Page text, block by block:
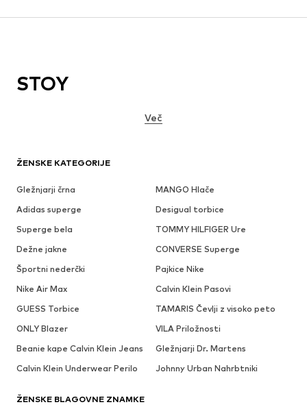
ŽENSKE KATEGORIJE
Gležnjarji črna
MANGO Hlače
Adidas superge
Desigual torbice
Superge bela
TOMMY HILFIGER Ure
Dežne jakne
CONVERSE Superge
Športni nederčki
Pajkice Nike
Nike Air Max
Calvin Klein Pasovi
GUESS Torbice
TAMARIS Čevlji z visoko peto
ONLY Blazer
VILA Priložnosti
Beanie kape Calvin Klein Jeans
Gležnjarji Dr. Martens
Calvin Klein Underwear Perilo
Johnny Urban Nahrbtniki
ŽENSKE BLAGOVNE ZNAMKE
STOY
Več